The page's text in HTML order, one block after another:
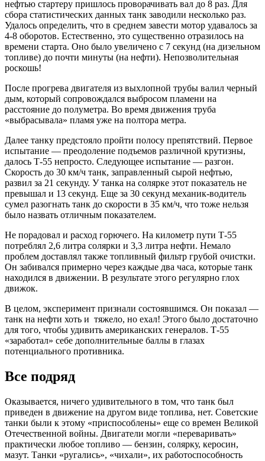
нефтью стартеру пришлось проворачивать вал до 8 раз. Для
сбора статистических данных танк заводили несколько раз.
Удалось определить, что в среднем завести мотор удавалось за
4-8 оборотов. Естественно, это существенно отразилось на
времени старта. Оно было увеличено с 7 секунд (на дизельном
топливе) до почти минуты (на нефти). Непозволительная
роскошь!
После прогрева двигателя из выхлопной трубы валил черный
дым, который сопровождался выбросом пламени на
расстояние до полуметра. Во время движения труба
«выбрасывала» пламя уже на полтора метра.
Далее танку предстояло пройти полосу препятствий. Первое
испытание — преодоление подъемов различной крутизны,
далось Т-55 непросто. Следующее испытание — разгон.
Скорость до 30 км/ч танк, заправленный сырой нефтью,
развил за 21 секунду. У танка на солярке этот показатель не
превышал и 13 секунд. Еще за 30 секунд механик-водитель
сумел разогнать танк до скорости в 35 км/ч, что тоже нельзя
было назвать отличным показателем.
Не порадовал и расход горючего. На километр пути Т-55
потреблял 2,6 литра солярки и 3,3 литра нефти. Немало
проблем доставлял также топливный фильтр грубой очистки.
Он забивался примерно через каждые два часа, которые танк
находился в движении. В результате этого регулярно глох
движок.
В целом, эксперимент признали состоявшимся. Он показал —
танк на нефти хоть и тяжело, но ехал! Этого было достаточно
для того, чтобы удивить американских генералов. Т-55
«заработал» себе дополнительные баллы в глазах
потенциального противника.
Все подряд
Оказывается, ничего удивительного в том, что танк был
приведен в движение на другом виде топлива, нет. Советские
танки были к этому «приспособлены» еще со времен Великой
Отечественной войны. Двигатели могли «переваривать»
практически любое топливо — бензин, солярку, керосин,
мазут. Танки «ругались», «чихали», их работоспособность